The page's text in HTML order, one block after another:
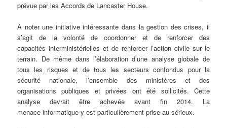
prévue par les Accords de Lancaster House.
A noter une initiative intéressante dans la gestion des crises, il
s’agit de la volonté de coordonner et de renforcer des
capacités interministérielles et de renforcer l’action civile sur le
terrain. De même dans l’élaboration d’une analyse globale de
tous les risques et de tous les secteurs confondus pour la
sécurité nationale, l’ensemble des ministères et des
organisations publiques et privées ont été sollicités. Cette
analyse devrait être achevée avant fin 2014. La
menace informatique y est particulièrement prise au sérieux.